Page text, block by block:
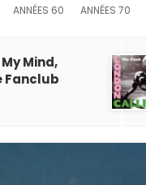
ANNÉES 60 ANNÉES 70
Mind,
Fanclub